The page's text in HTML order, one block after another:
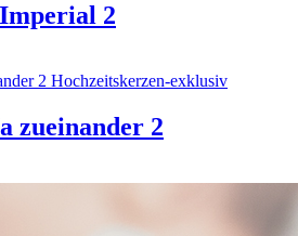
2
zueinander 2